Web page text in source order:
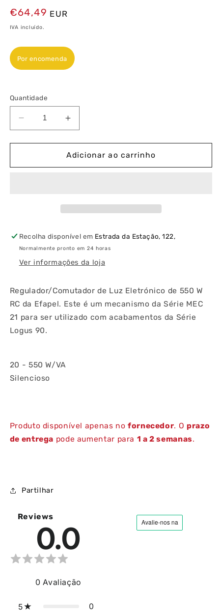
Preço
normal
€64,49 EUR
IVA incluído.
Por encomenda
Quantidade
Diminuir
a
quantidade
Regulador/Comutador
RC
Aumentar
a
quantidade
de
Regulador/Comutador
RC
Adicionar ao carrinho
Recolha disponível em Estrada da Estação, 122,
Normalmente pronto em 24 horas
Ver informações da loja
Regulador/Comutador de Luz Eletrónico de 550 W
RC da Efapel. Este é um mecanismo da Série MEC
21 para ser utilizado com acabamentos da Série
Logus 90.
20 - 550 W/VA
Silencioso
Produto disponível apenas nofornecedor. O prazo
de entrega pode aumentar para 1 a 2 semanas.
Partilhar
Reviews
0.0
0 Avaliação
5 0